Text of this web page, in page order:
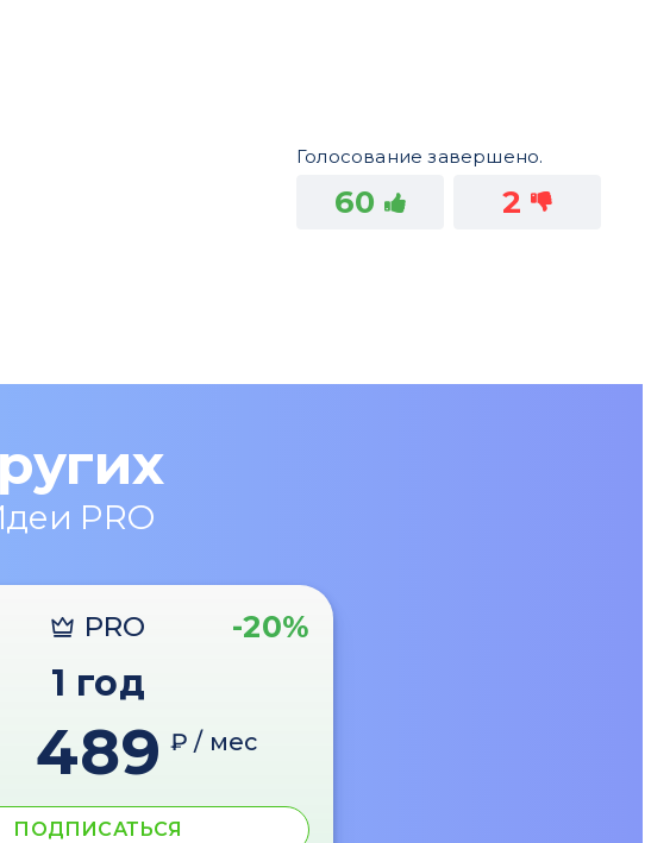
Голосование завершено.
60 2
PRO
PRO -20%
1 год
489 ₽ / мес
ПОДПИСАТЬСЯ